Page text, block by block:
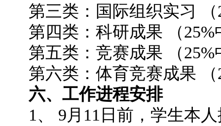
第三类：国际组织实习 （
第四类：科研成果 （25%
第五类：竞赛成果 （25%
第六类：体育竞赛成果 （
六、工作进程安排
1、 9月11日前，学生本